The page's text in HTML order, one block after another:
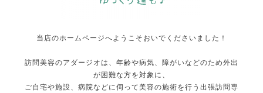
当店のホームページへようこそおいでくださいました！
訪問美容のアダージオは、年齢や病気、障がいなどのため外出
が困難な方を対象に、
ご自宅や施設、病院などに伺って美容の施術を行う出張訪問専